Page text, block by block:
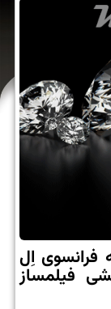
فرانسوی اِل
فیلمساز